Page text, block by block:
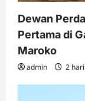
Dewan
Pertama di
Maroko
admin 2